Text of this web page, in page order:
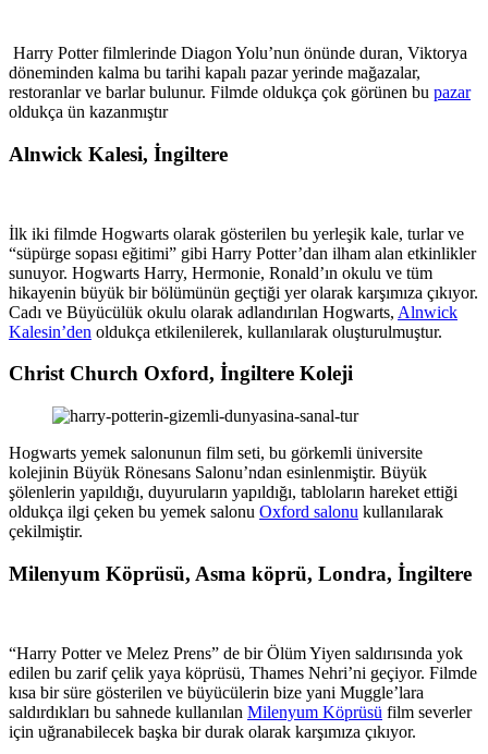
Harry Potter filmlerinde Diagon Yolu’nun önünde duran, Viktorya
döneminden kalma bu tarihi kapalı pazar yerinde mağazalar,
restoranlar ve barlar bulunur. Filmde oldukça çok görünen bu pazar
oldukça ün kazanmıştır
Alnwick Kalesi, İngiltere
İlk iki filmde Hogwarts olarak gösterilen bu yerleşik kale, turlar ve
“süpürge sopası eğitimi” gibi Harry Potter’dan ilham alan etkinlikler
sunuyor. Hogwarts Harry, Hermonie, Ronald’ın okulu ve tüm
hikayenin büyük bir bölümünün geçtiği yer olarak karşımıza çıkıyor.
Cadı ve Büyücülük okulu olarak adlandırılan Hogwarts, Alnwick
Kalesin’den oldukça etkilenilerek, kullanılarak oluşturulmuştur.
Christ Church Oxford, İngiltere Koleji
Hogwarts yemek salonunun film seti, bu görkemli üniversite
kolejinin Büyük Rönesans Salonu’ndan esinlenmiştir. Büyük
şölenlerin yapıldığı, duyuruların yapıldığı, tabloların hareket ettiği
oldukça ilgi çeken bu yemek salonu Oxford salonu kullanılarak
çekilmiştir.
Milenyum Köprüsü, Asma köprü, Londra, İngiltere
“Harry Potter ve Melez Prens” de bir Ölüm Yiyen saldırısında yok
edilen bu zarif çelik yaya köprüsü, Thames Nehri’ni geçiyor. Filmde
kısa bir süre gösterilen ve büyücülerin bize yani Muggle’lara
saldırdıkları bu sahnede kullanılan Milenyum Köprüsü film severler
için uğranabilecek başka bir durak olarak karşımıza çıkıyor.